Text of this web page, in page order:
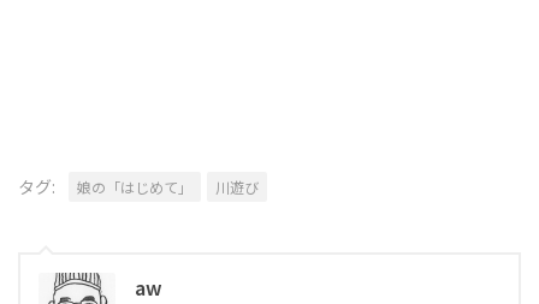
タグ: 娘の「はじめて」 川遊び
aw